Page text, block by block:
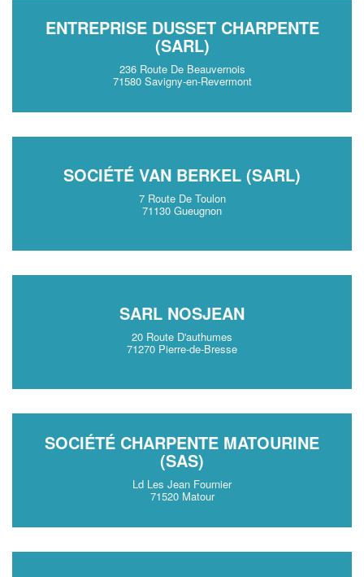
ENTREPRISE DUSSET CHARPENTE
(SARL)
236 Route De Beauvernois
71580 Savigny-en-Revermont
SOCIÉTÉ VAN BERKEL (SARL)
7 Route De Toulon
71130 Gueugnon
SARL NOSJEAN
20 Route D'authumes
71270 Pierre-de-Bresse
SOCIÉTÉ CHARPENTE MATOURINE
(SAS)
Ld Les Jean Fournier
71520 Matour